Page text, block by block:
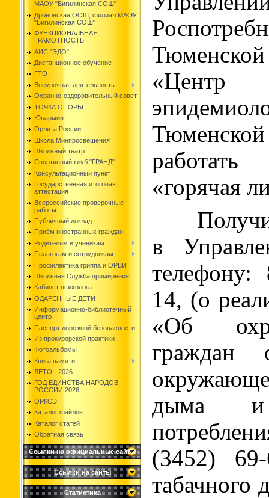
МАОУ "Бигилинская СОШ"
Дроновская ООШ, филиал МАОУ
"Бигилинская СОШ"
ФУНКЦИОНАЛЬНАЯ
ГРАМОТНОСТЬ
АИС "ЭДО"
Дистанционное обучение
ГТО
Внеурочная деятельность
Охранно-оздоровительный совет
ТОЧКА ОПОРЫ
Юнармия
Орлята России
Школа Минпросвещения
Школьный театр
Спортивный клуб "ГРАНД"
Консультационный пункт
Государственная итоговая
аттестация
Всероссийские проверочные
работы
Публичный доклад
Приём иностранных граждан
Родителям и ученикам
Педагогам и сотрудникам
Профилактика гриппа и ОРВИ
Школьная Служба примирения
Кабинет психолога
ОДАРЕННЫЕ ДЕТИ
Информационно-библиотечный
центр
Паспорт дорожной безопасности
Из прокурорской практики
Фотоальбомы
Книга памяти
ЛЕТО - 2026
ГОД ЕДИНСТВА НАРОДОВ
РОССИИ 2026
ОРКСЭ
Каталог файлов
Каталог статей
Обратная связь
Ссылки на официальные сайты
Ссылки на сайты
Статистика
«горячая
в
14, (о
«Об
граждан
дыма и
(3452)
табачного